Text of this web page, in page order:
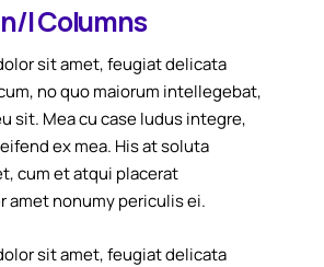
I Columns
sit amet, feugiat delicata
no quo maiorum intellegebat,
sit. Mea cu case ludus integre,
ex mea. His at soluta
cum et atqui placerat
amet nonumy periculis ei.
sit amet, feugiat delicata